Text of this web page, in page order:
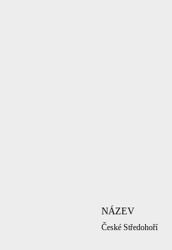
NÁZEV
České Středohoří